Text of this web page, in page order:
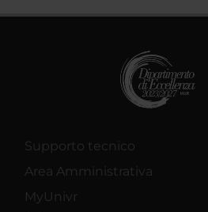
Supporto tecnico
Area Amministrativa
MyUnivr